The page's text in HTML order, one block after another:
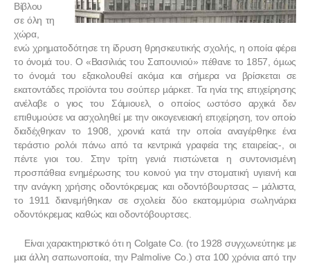
Βίβλου
σε όλη τη
χώρα,
ενώ χρηµατοδότησε τη ίδρυση θρησκευτικής σχολής, η οποία φέρει
το όνοµά του. Ο «Βασιλιάς του Σαπουνιού» πέθανε το 1857, όµως
το όνοµά του εξακολουθεί ακόµα και σήµερα να βρίσκεται σε
εκατοντάδες προϊόντα του σούπερ µάρκετ. Τα ηνία της επιχείρησης
ανέλαβε ο γιος του Σάμιουελ, ο οποίος ωστόσο αρχικά δεν
επιθυμούσε να ασχοληθεί με την οικογενειακή επιχείρηση, τον οποίο
διαδέχθηκαν το 1908, χρονιά κατά την οποία αναγέρθηκε ένα
τεράστιο ρολόι πάνω από τα κεντρικά γραφεία της εταιρείας-, οι
πέντε γιοι του. Στην τρίτη γενιά πιστώνεται η συντονισμένη
προσπάθεια ενημέρωσης του κοινού για την στοματική υγιεινή και
την ανάγκη χρήσης οδοντόκρεμας και οδοντόβουρτσας – μάλιστα,
το 1911 διανεμήθηκαν σε σχολεία δύο εκατομμύρια σωληνάρια
οδοντόκρεμας καθώς και οδοντόβουρτσες.
Είναι χαρακτηριστικό ότι η Colgate Co. (το 1928 συγχωνεύτηκε µε
µια άλλη σαπωνοποιία, την Palmolive Co.) στα 100 χρόνια από την